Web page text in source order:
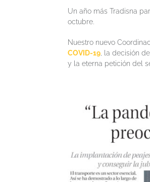
Un año más Tradisna
octubre.
Nuestro nuevo
COVID-19 , la decisión
y la eterna petición del